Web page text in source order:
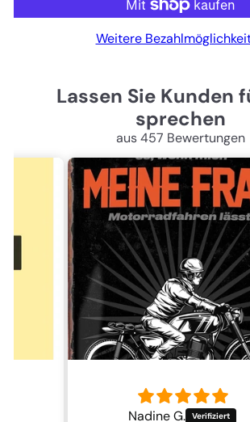
Weitere
Lassen Sie Kunden
sprechen
aus 457 Bewertungen